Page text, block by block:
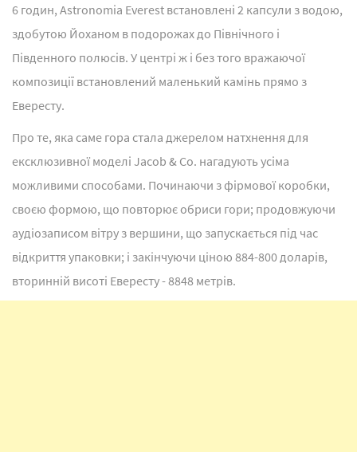
6 годин, Astronomia Everest встановлені 2 капсули з водою,
здобутою Йоханом в подорожах до Північного і
Південного полюсів. У центрі ж і без того вражаючої
композиції встановлений маленький камінь прямо з
Евересту.
Про те, яка саме гора стала джерелом натхнення для
ексклюзивної моделі Jacob & Co. нагадують усіма
можливими способами. Починаючи з фірмової коробки,
своєю формою, що повторює обриси гори; продовжуючи
аудіозаписом вітру з вершини, що запускається під час
відкриття упаковки; і закінчуючи ціною 884-800 доларів,
вторинній висоті Евересту - 8848 метрів.